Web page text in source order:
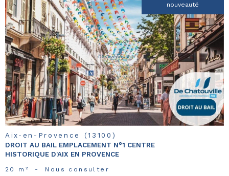
nouveauté
voir le
bien
Aix-en-Provence (13100)
DROIT AU BAIL EMPLACEMENT N°1 CENTRE
HISTORIQUE D'AIX EN PROVENCE
20 m² - Nous consulter